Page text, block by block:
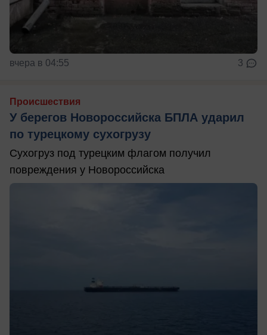
вчера в 04:55 3
Происшествия
У берегов Новороссийска БПЛА ударил
по турецкому сухогрузу
Сухогруз под турецким флагом получил
повреждения у Новороссийска